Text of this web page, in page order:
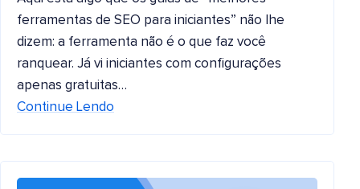
ferramentas de SEO para iniciantes” não lhe
dizem: a ferramenta não é o que faz você
ranquear. Já vi iniciantes com configurações
apenas gratuitas…
Continue Lendo